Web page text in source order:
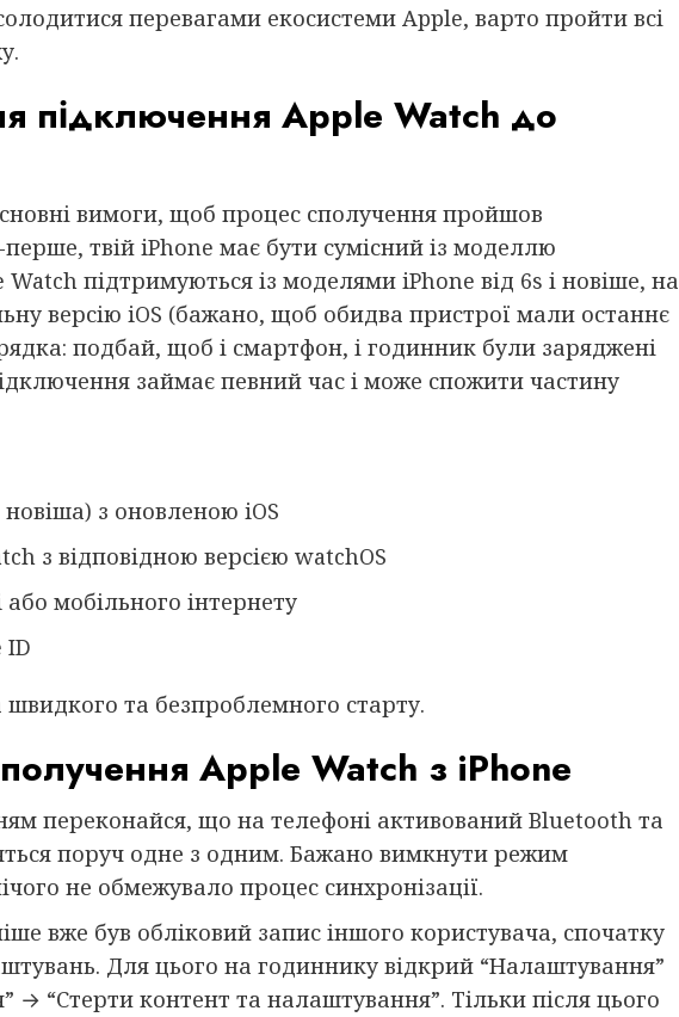
перевагами екосистеми Apple, варто пройти всі
підключення Apple Watch до
вимоги, щоб процес сполучення пройшов
твій iPhone має бути сумісний із моделлю
підтримуються із моделями iPhone від 6s і новіше, на
версію iOS (бажано, щоб обидва пристрої мали останнє
подбай, щоб і смартфон, і годинник були заряджені
займає певний час і може спожити частину
з оновленою iOS
з відповідною версією watchOS
мобільного інтернету
ID
швидкого та безпроблемного старту.
Apple Watch з iPhone
переконайся, що на телефоні активований Bluetooth та
поруч одне з одним. Бажано вимкнути режим
не обмежувало процес синхронізації.
вже був обліковий запис іншого користувача, спочатку
Для цього на годиннику відкрий “Налаштування”
→ “Стерти контент та налаштування”. Тільки після цього